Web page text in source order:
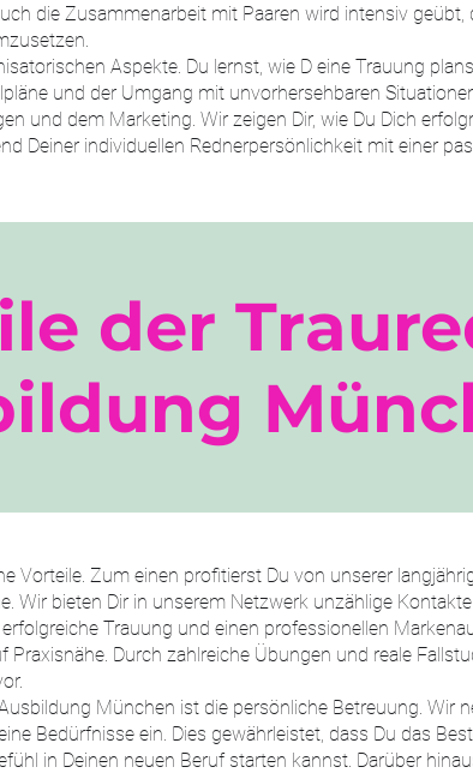
die Zusammenarbeit mit Paaren wird intensiv geübt,
Aspekte. Du lernst, wie D eine Trauung
und der Umgang mit unvorhersehbaren
und dem Marketing. Wir zeigen Dir, wie Du Dich
Deiner individuellen Rednerpersönlichkeit mit einer
der
Vorteile. Zum einen profitierst Du von unserer
Wir bieten Dir in unserem Netzwerk unzählige
Trauung und einen professionellen
Durch zahlreiche Übungen und reale
München ist die persönliche Betreuung. Wir
Bedürfnisse ein. Dies gewährleistet, dass Du das
in Deinen neuen Beruf starten kannst. Darüber